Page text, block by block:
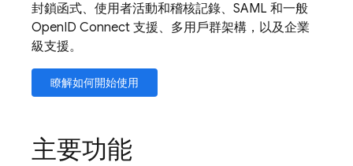
封鎖函式、使用者活動和稽核記錄、SAML 和一般
OpenID Connect 支援、多用戶群架構，以及企業
級支援。
瞭解如何開始使用
主要功能